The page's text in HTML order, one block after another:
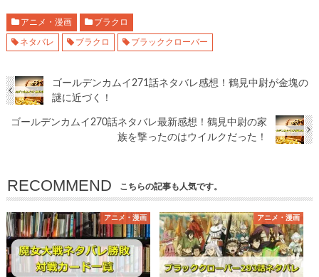
アニメ・漫画 ブラクロ
ネタバレ ブラクロ ブラッククローバー
ゴールデンカムイ271話ネタバレ感想！鶴見中尉が金塊の
謎に近づく！
ゴールデンカムイ270話ネタバレ最新感想！鶴見中尉の家
族を撃ったのはウイルクだった！
RECOMMEND こちらの記事も人気です。
アニメ・漫画 アニメ・漫画